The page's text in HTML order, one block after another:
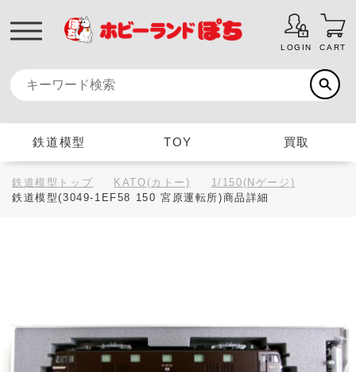
LOGIN CART
鉄道模型 TOY 買取
鉄道模型トップ KATO(カトー)
1/150(Nゲージ)
鉄道模型(3049-1EF58 150 宮原運転所)商品詳細